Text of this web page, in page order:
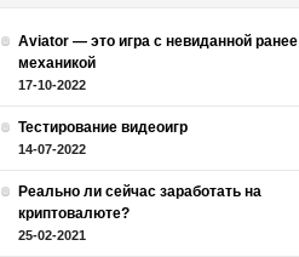
Aviator — это игра с невиданной ранее
механикой
17-10-2022
Тестирование видеоигр
14-07-2022
Реально ли сейчас заработать на
криптовалюте?
25-02-2021